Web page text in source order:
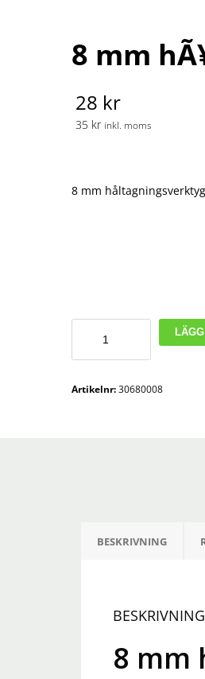
8 mm
28 kr
35 kr inkl. moms
8 mm
hÃ¥ltagare
punch
Artikelnr:30680008
BESKRIVNING
BESKRIVNING
8 mm